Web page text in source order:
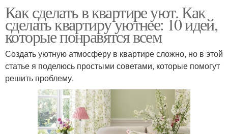
Как сделать в квартире уют. Как
сделать квартиру уютнее: 10 идей,
которые понравятся всем
Создать уютную атмосферу в квартире сложно, но в этой
статье я поделюсь простыми советами, которые помогут
решить проблему.